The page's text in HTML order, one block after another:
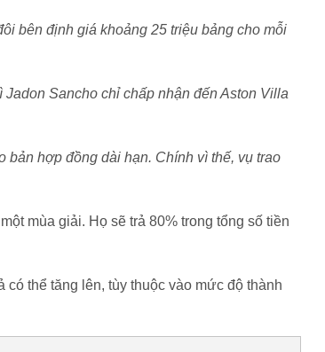
bên định giá khoảng 25 triệu bảng cho mỗi
Sancho chỉ chấp nhận đến Aston Villa
bản hợp đồng dài hạn. Chính vì thế, vụ trao
mùa giải. Họ sẽ trả 80% trong tổng số tiền
thể tăng lên, tùy thuộc vào mức độ thành